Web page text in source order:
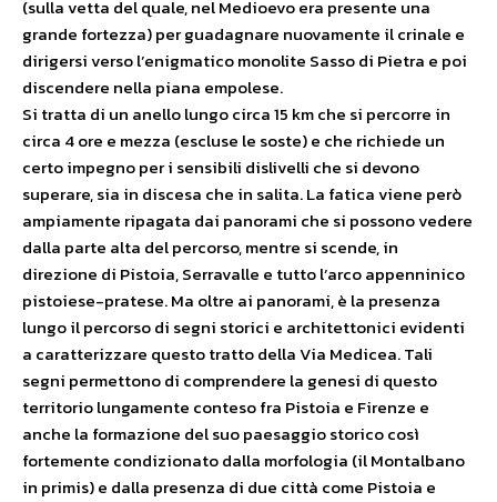
(sulla vetta del quale, nel Medioevo era presente una
grande fortezza) per guadagnare nuovamente il crinale e
dirigersi verso l’enigmatico monolite Sasso di Pietra e poi
discendere nella piana empolese.
Si tratta di un anello lungo circa 15 km che si percorre in
circa 4 ore e mezza (escluse le soste) e che richiede un
certo impegno per i sensibili dislivelli che si devono
superare, sia in discesa che in salita. La fatica viene però
ampiamente ripagata dai panorami che si possono vedere
dalla parte alta del percorso, mentre si scende, in
direzione di Pistoia, Serravalle e tutto l’arco appenninico
pistoiese-pratese. Ma oltre ai panorami, è la presenza
lungo il percorso di segni storici e architettonici evidenti
a caratterizzare questo tratto della Via Medicea. Tali
segni permettono di comprendere la genesi di questo
territorio lungamente conteso fra Pistoia e Firenze e
anche la formazione del suo paesaggio storico così
fortemente condizionato dalla morfologia (il Montalbano
in primis) e dalla presenza di due città come Pistoia e